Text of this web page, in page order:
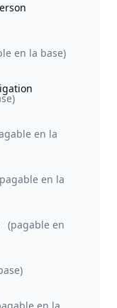
en la base)
en la
en la
(pagable en